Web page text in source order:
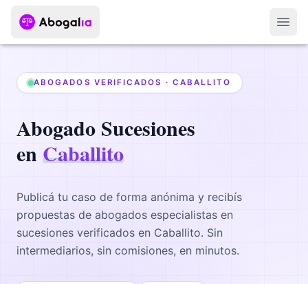
ABOGADOS VERIFICADOS · CABALLITO
Abogado Sucesiones
enCaballito
Publicá tu caso de forma anónima y recibís
propuestas de abogados especialistas en
sucesiones verificados en Caballito. Sin
intermediarios, sin comisiones, en minutos.